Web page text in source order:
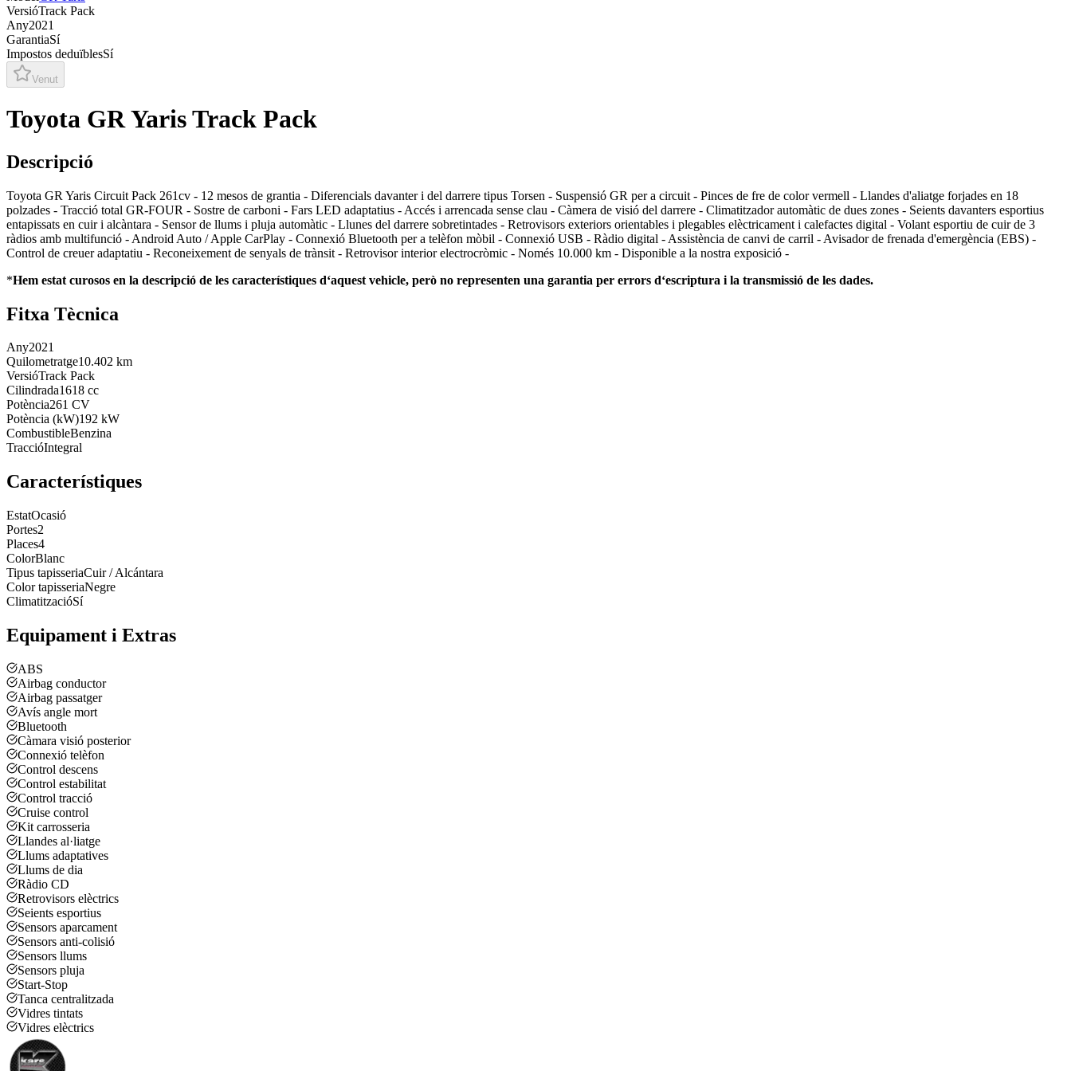
VersióTrack Pack
Any2021
GarantiaSí
Impostos deduïblesSí
Venut
Toyota GR Yaris Track Pack
Descripció
Toyota GR Yaris Circuit Pack 261cv - 12 mesos de grantia - Diferencials davanter i del darrere tipus Torsen - Suspensió GR per a circuit - Pinces de fre de color vermell - Llandes d'aliatge forjades en 18
polzades - Tracció total GR-FOUR - Sostre de carboni - Fars LED adaptatius - Accés i arrencada sense clau - Càmera de visió del darrere - Climatitzador automàtic de dues zones - Seients davanters esportius
entapissats en cuir i alcàntara - Sensor de llums i pluja automàtic - Llunes del darrere sobretintades - Retrovisors exteriors orientables i plegables elèctricament i calefactes digital - Volant esportiu de cuir de 3
ràdios amb multifunció - Android Auto / Apple CarPlay - Connexió Bluetooth per a telèfon mòbil - Connexió USB - Ràdio digital - Assistència de canvi de carril - Avisador de frenada d'emergència (EBS) -
Control de creuer adaptatiu - Reconeixement de senyals de trànsit - Retrovisor interior electrocròmic - Només 10.000 km - Disponible a la nostra exposició - ​
*Hem estat curosos en la descripció de les característiques dʻaquest vehicle, però no representen una garantia per errors dʻescriptura i la transmissió de les dades.
Fitxa Tècnica
Any2021
Quilometratge10.402 km
VersióTrack Pack
Cilindrada1618 cc
Potència261 CV
Potència (kW)192 kW
CombustibleBenzina
TraccióIntegral
Característiques
EstatOcasió
Portes2
Places4
ColorBlanc
Tipus tapisseriaCuir / Alcántara
Color tapisseriaNegre
ClimatitzacióSí
Equipament i Extras
ABS
Airbag conductor
Airbag passatger
Avís angle mort
Bluetooth
Càmara visió posterior
Connexió telèfon
Control descens
Control estabilitat
Control tracció
Cruise control
Kit carrosseria
Llandes al·liatge
Llums adaptatives
Llums de dia
Ràdio CD
Retrovisors elèctrics
Seients esportius
Sensors aparcament
Sensors anti-colisió
Sensors llums
Sensors pluja
Start-Stop
Tanca centralitzada
Vidres tintats
Vidres elèctrics